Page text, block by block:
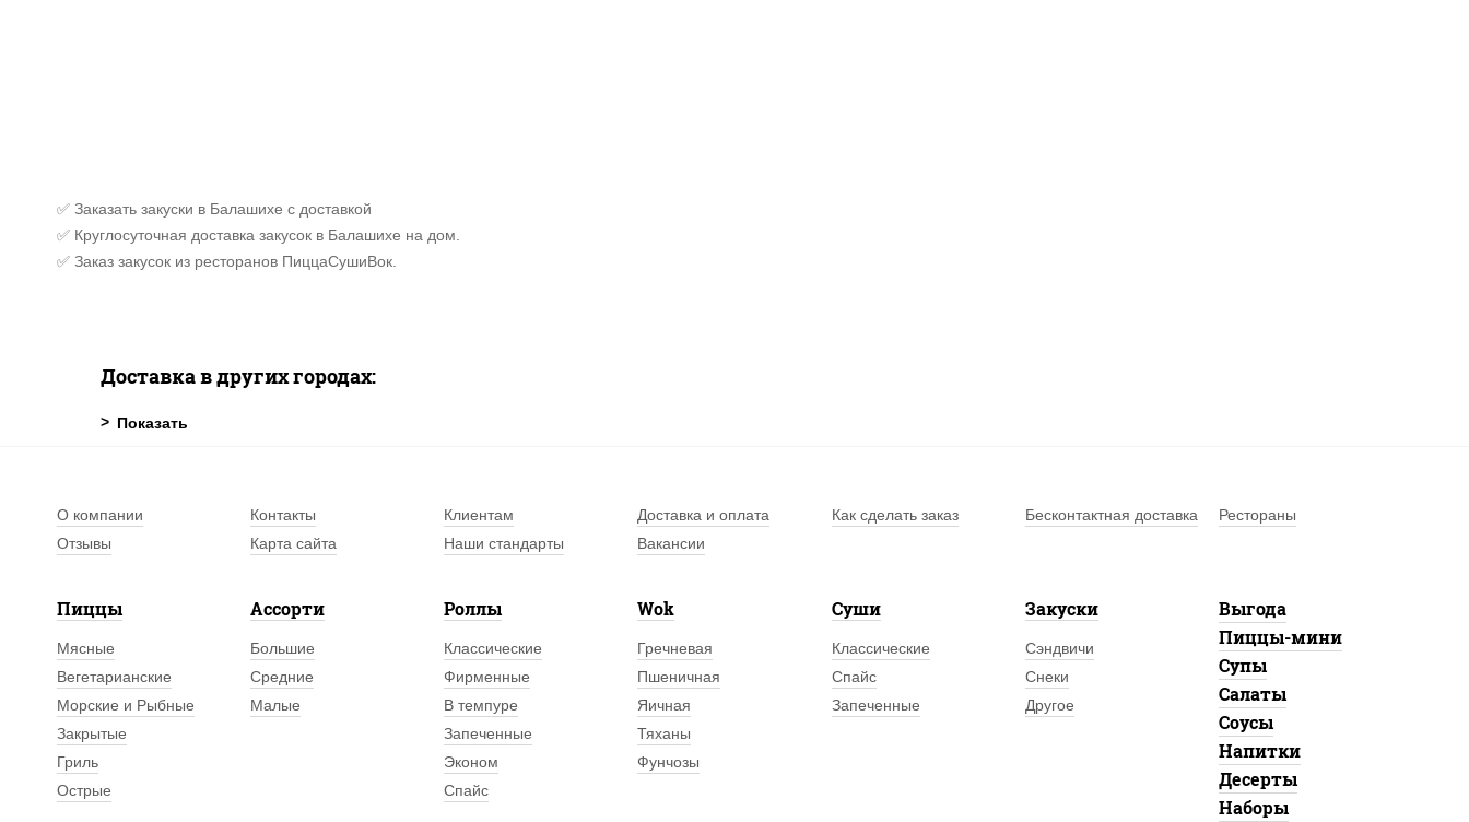
✅ Заказать закуски в Балашихе с доставкой
✅ Круглосуточная доставка закусок в Балашихе на дом.
✅ Заказ закусок из ресторанов ПиццаСушиВок.
Доставка в других городах:
О компании Контакты Клиентам Доставка и оплата Как сделать заказ Бесконтактная доставка
Рестораны
Отзывы
Карта сайта Наши стандарты Вакансии
Пиццы
Мясные
Вегетарианские
Морские и Рыбные
Закрытые
Гриль
Острые
Ассорти
Большие
Средние
Малые
Роллы
Классические
Фирменные
В темпуре
Запеченные
Эконом
Спайс
Wok
Гречневая
Пшеничная
Яичная
Тяханы
Фунчозы
Суши
Классические
Спайс
Запеченные
Закуски
Сэндвичи
Снеки
Другое
Выгода
Пиццы-мини
Супы
Салаты
Соусы
Напитки
Десерты
Наборы